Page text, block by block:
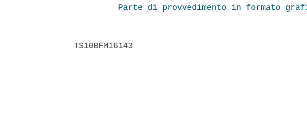
Parte di provvedimento in formato